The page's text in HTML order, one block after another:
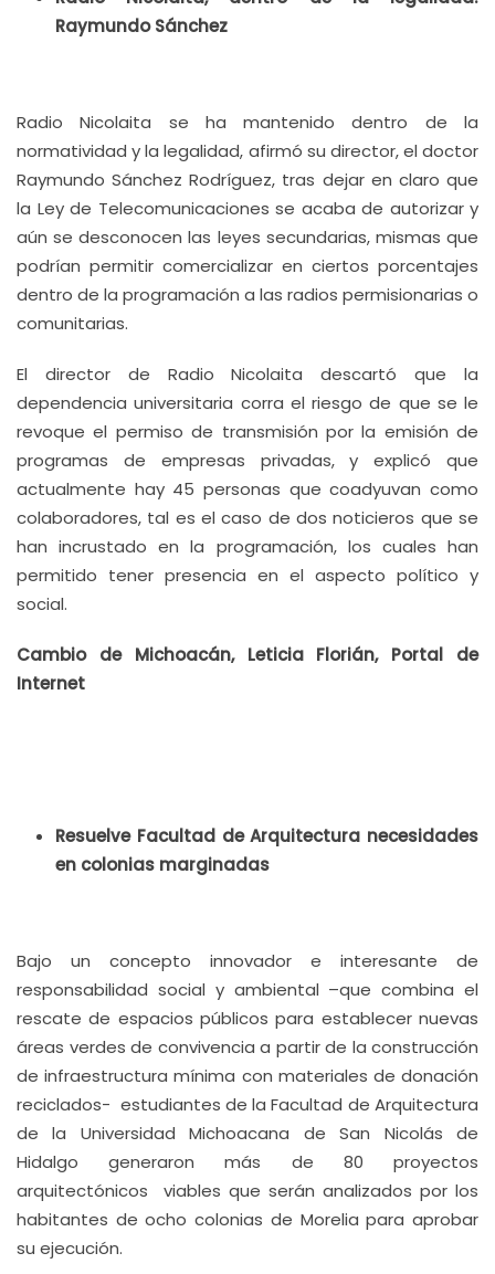
Raymundo Sánchez
Radio Nicolaita se ha mantenido dentro de la
normatividad y la legalidad, afirmó su director, el doctor
Raymundo Sánchez Rodríguez, tras dejar en claro que
la Ley de Telecomunicaciones se acaba de autorizar y
aún se desconocen las leyes secundarias, mismas que
podrían permitir comercializar en ciertos porcentajes
dentro de la programación a las radios permisionarias o
comunitarias.
El director de Radio Nicolaita descartó que la
dependencia universitaria corra el riesgo de que se le
revoque el permiso de transmisión por la emisión de
programas de empresas privadas, y explicó que
actualmente hay 45 personas que coadyuvan como
colaboradores, tal es el caso de dos noticieros que se
han incrustado en la programación, los cuales han
permitido tener presencia en el aspecto político y
social.
Cambio de Michoacán, Leticia Florián, Portal de
Internet
Resuelve Facultad de Arquitectura necesidades
en colonias marginadas
Bajo un concepto innovador e interesante de
responsabilidad social y ambiental –que combina el
rescate de espacios públicos para establecer nuevas
áreas verdes de convivencia a partir de la construcción
de infraestructura mínima con materiales de donación
reciclados- estudiantes de la Facultad de Arquitectura
de la Universidad Michoacana de San Nicolás de
Hidalgo generaron más de 80 proyectos
arquitectónicos viables que serán analizados por los
habitantes de ocho colonias de Morelia para aprobar
su ejecución.